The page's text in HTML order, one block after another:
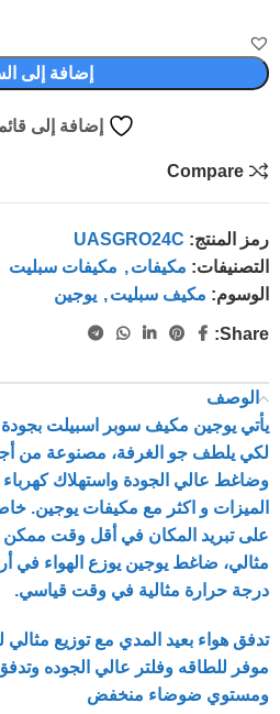
إضافة إلى
إضافة إلى
Compare
رمز المنتج: UASGRO24C
التصنيفات: مكيفات, مكيفات سبليت
الوسوم: مكيف سبليت, يوجين
Share:
الوصف
يأتي يوجين مكيف سوبر اسبيلت
لكي يلطف جو الغرفة، مصنوعة من أجود
وضاغط عالي الجودة واستهلاك
الميزات و اكثر مع مكيفات يوجين.
على تبريد المكان في أقل وقت
مثالي، ضاغط يوجين يوزع الهواء في
درجة حرارة مثالية في وقت قياسي.
موفر للطاقه وفلتر عالي الجوده
ومستوي ضوضاء منخفض